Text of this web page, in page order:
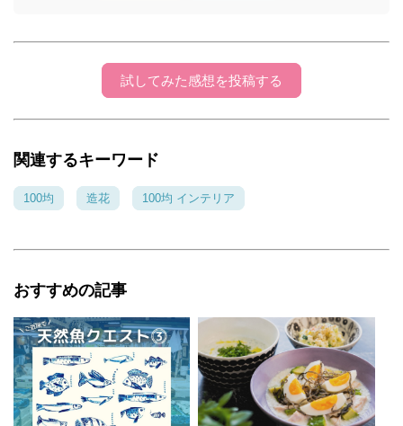
試してみた感想を投稿する
関連するキーワード
100均 造花 100均 インテリア
おすすめの記事